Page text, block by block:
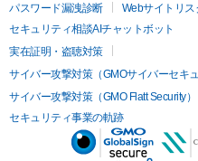
パスワード漏洩診断
Webサイトリス
セキュリティ相談AIチャットボット
実在証明・盗聴対策
サイバー攻撃対策（GMOサイバーセキ
サイバー攻撃対策（GMO Flatt Security）
セキュリティ事業の軌跡